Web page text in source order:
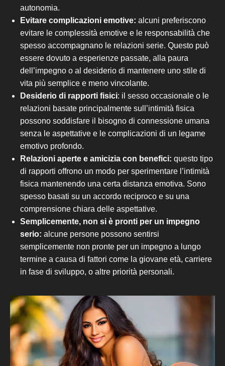
autonomia.
Evitare complicazioni emotive: alcuni preferiscono
evitare le complessità emotive e le responsabilità che
spesso accompagnano le relazioni serie. Questo può
essere dovuto a esperienze passate, alla paura
dell’impegno o al desiderio di mantenere uno stile di
vita più semplice e meno vincolante.
Desiderio di rapporti fisici: il sesso occasionale o le
relazioni basate principalmente sull’intimità fisica
possono soddisfare il bisogno di connessione umana
senza le aspettative e le complicazioni di un legame
emotivo profondo.
Relazioni aperte e amicizia con benefici: questo tipo
di rapporti offrono un modo per sperimentare l’intimità
fisica mantenendo una certa distanza emotiva. Sono
spesso basati su un accordo reciproco e su una
comprensione chiara delle aspettative.
Semplicemente, non si è pronti per un impegno
serio: alcune persone possono sentirsi
semplicemente non pronte per un impegno a lungo
termine a causa di fattori come la giovane età, carriere
in fase di sviluppo, o altre priorità personali.